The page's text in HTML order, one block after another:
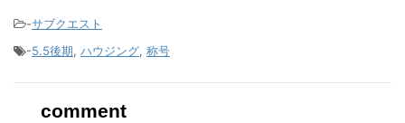
-サブクエスト
-5.5後期, ハウジング, 称号
comment